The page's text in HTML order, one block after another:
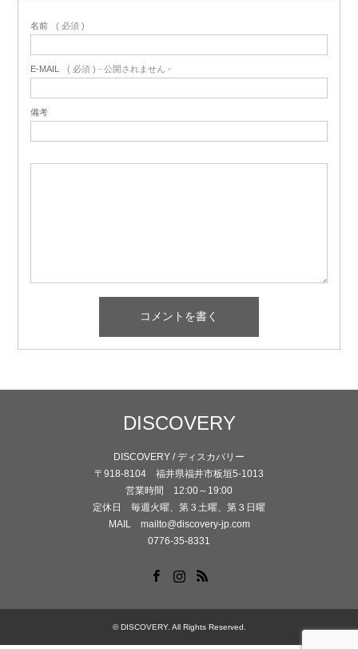
名前 ( 必須 )
E-MAIL ( 必須 ) - 公開されません -
備考
DISCOVERY
DISCOVERY / ディスカバリー
〒918-8104 福井県福井市板垣5-1013
営業時間 12:00～19:00
定休日 毎週火曜、第３土曜、第３日曜
MAIL mailto@discovery-jp.com
0776-35-8331
©DISCOVERY. All Rights Reserved.